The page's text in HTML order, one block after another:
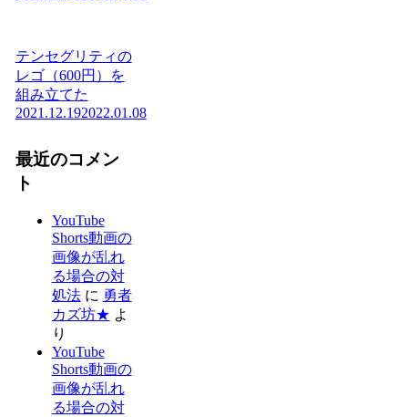
テンセグリティの
レゴ（600円）を
組み立てた
2021.12.192022.01.08
最近のコメン
ト
YouTube
Shorts動画の
画像が乱れ
る場合の対
処法に 勇者
カズ坊★ よ
り
YouTube
Shorts動画の
画像が乱れ
る場合の対